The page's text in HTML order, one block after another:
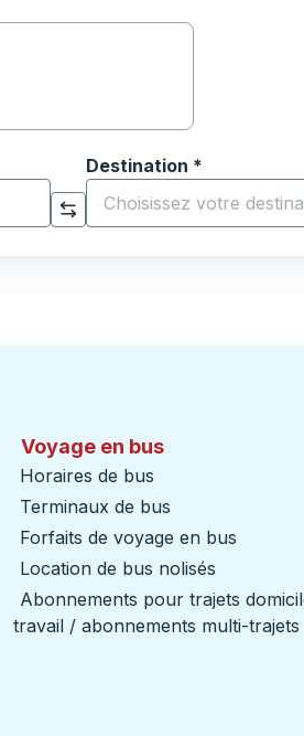
pour ouvrir les options de
Cliquez pour changer vos sélections d'origine et de destination
Destination *
Commencez à saisir la
Voyage en bus
Horaires de bus
Terminaux de bus
Forfaits de voyage en bus
Location de bus nolisés
Abonnements pour trajets
travail / abonnements multi-trajets